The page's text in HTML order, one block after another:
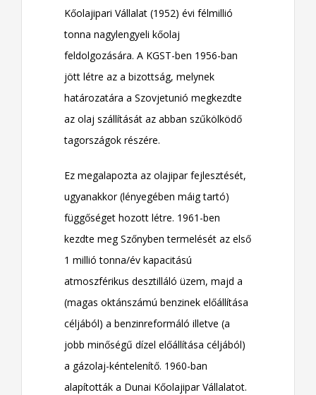
Kőolajipari Vállalat (1952) évi félmillió
tonna nagylengyeli kőolaj
feldolgozására. A KGST-ben 1956-ban
jött létre az a bizottság, melynek
határozatára a Szovjetunió megkezdte
az olaj szállítását az abban szűkölködő
tagországok részére.
Ez megalapozta az olajipar fejlesztését,
ugyanakkor (lényegében máig tartó)
függőséget hozott létre. 1961-ben
kezdte meg Szőnyben termelését az első
1 millió tonna/év kapacitású
atmoszférikus desztilláló üzem, majd a
(magas oktánszámú benzinek előállítása
céljából) a benzinreformáló illetve (a
jobb minőségű dízel előállítása céljából)
a gázolaj-kéntelenítő. 1960-ban
alapították a Dunai Kőolajipar Vállalatot.